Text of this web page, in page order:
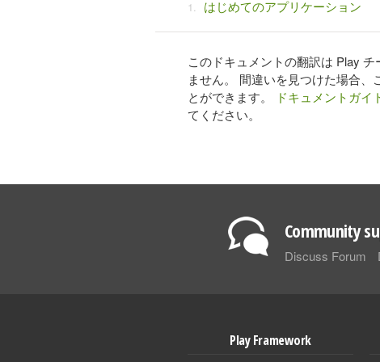
はじめてのアプリケーション
このドキュメントの翻訳は Play
ません。 間違いを見つけた場合、
とができます。
ドキュメントガイ
てください。
Community
Discuss Forum
Play Framework